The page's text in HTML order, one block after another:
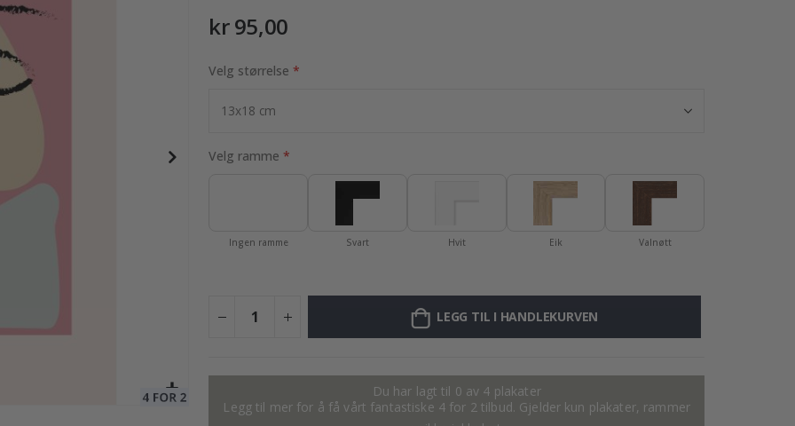
95,00 Kr
kr 95,00
Velg størrelse
Velg ramme
Ingen ramme Svart Hvit Eik Valnøtt
LEGG TIL I HANDLEKURVEN
Du har lagt til 0 av 4 plakater
Legg til mer for å få vårt fantastiske 4 for 2 tilbud. Gjelder kun plakater, rammer